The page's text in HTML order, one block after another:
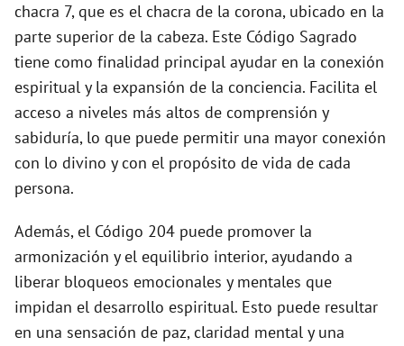
e
o
chacra 7, que es el chacra de la corona, ubicado en la
parte superior de la cabeza. Este Código Sagrado
tiene como finalidad principal ayudar en la conexión
espiritual y la expansión de la conciencia. Facilita el
acceso a niveles más altos de comprensión y
sabiduría, lo que puede permitir una mayor conexión
con lo divino y con el propósito de vida de cada
persona.
Además, el Código 204 puede promover la
armonización y el equilibrio interior, ayudando a
liberar bloqueos emocionales y mentales que
impidan el desarrollo espiritual. Esto puede resultar
en una sensación de paz, claridad mental y una